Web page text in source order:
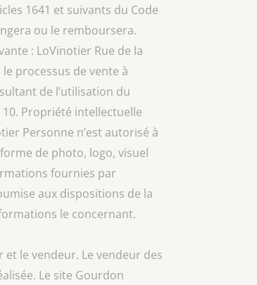
1641 et suivants du Code
ou le remboursera.
: LoVinotier Rue de la
processus de vente à
de l’utilisation du
Propriété intellectuelle
Personne n’est autorisé à
de photo, logo, visuel
fournies par
aux dispositions de la
le concernant.
le vendeur. Le vendeur des
Le site Gourdon